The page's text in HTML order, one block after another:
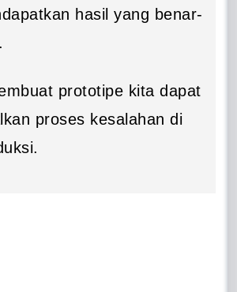
hasil yang benar-
prototipe kita dapat
proses kesalahan di